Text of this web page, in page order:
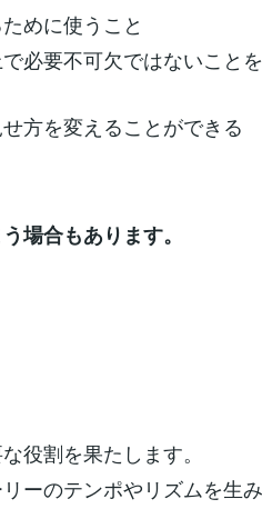
めに使うこと
必要不可欠ではないこと
方を変えることができる
場合もあります。
役割を果たします。
ーのテンポやリズムを生